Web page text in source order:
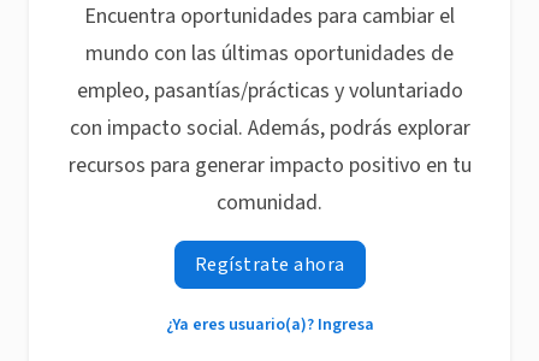
Encuentra oportunidades para cambiar el
mundo con las últimas oportunidades de
empleo, pasantías/prácticas y voluntariado
con impacto social. Además, podrás explorar
recursos para generar impacto positivo en tu
comunidad.
Regístrate ahora
¿Ya eres usuario(a)? Ingresa